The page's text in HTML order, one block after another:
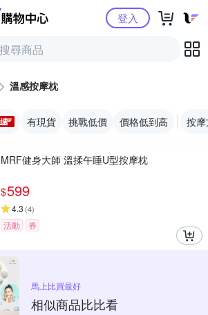
Yahoo購物中心登入
溫感按摩枕
有現貨 挑戰低價 價格低到高 按
MRF健身大師 溫揉午睡U型按摩枕
$599
4.3 (4)
活動 券
馬上比買最好
相似商品比比看